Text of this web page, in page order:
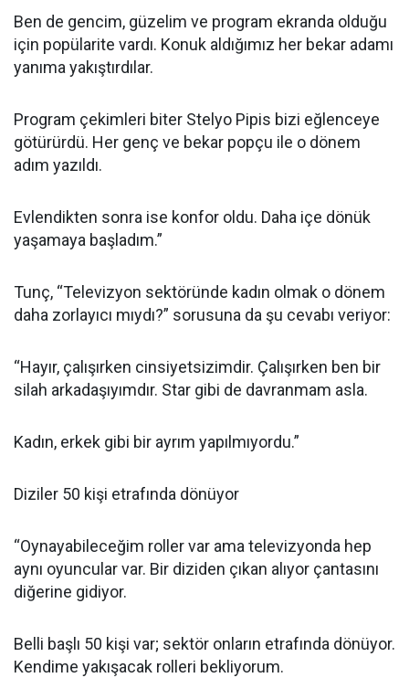
Ben de gencim, güzelim ve program ekranda olduğu
için popülarite vardı. Konuk aldığımız her bekar adamı
yanıma yakıştırdılar.
Program çekimleri biter Stelyo Pipis bizi eğlenceye
götürürdü. Her genç ve bekar popçu ile o dönem
adım yazıldı.
Evlendikten sonra ise konfor oldu. Daha içe dönük
yaşamaya başladım.”
Tunç, “Televizyon sektöründe kadın olmak o dönem
daha zorlayıcı mıydı?” sorusuna da şu cevabı veriyor:
“Hayır, çalışırken cinsiyetsizimdir. Çalışırken ben bir
silah arkadaşıyımdır. Star gibi de davranmam asla.
Kadın, erkek gibi bir ayrım yapılmıyordu.”
Diziler 50 kişi etrafında dönüyor
“Oynayabileceğim roller var ama televizyonda hep
aynı oyuncular var. Bir diziden çıkan alıyor çantasını
diğerine gidiyor.
Belli başlı 50 kişi var; sektör onların etrafında dönüyor.
Kendime yakışacak rolleri bekliyorum.